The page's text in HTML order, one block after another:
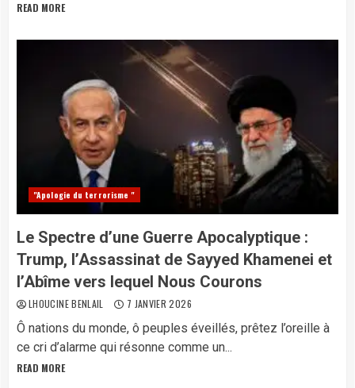
READ MORE
"Apologie du terrorisme "
Le Spectre d’une Guerre Apocalyptique :
Trump, l’Assassinat de Sayyed Khamenei et
l’Abîme vers lequel Nous Courons
LHOUCINE BENLAIL 7 JANVIER 2026
Ô nations du monde, ô peuples éveillés, prêtez l’oreille à
ce cri d’alarme qui résonne comme un...
READ MORE